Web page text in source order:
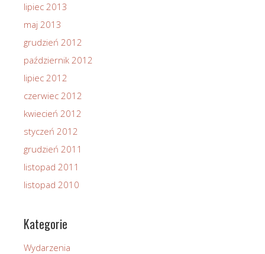
lipiec 2013
maj 2013
grudzień 2012
październik 2012
lipiec 2012
czerwiec 2012
kwiecień 2012
styczeń 2012
grudzień 2011
listopad 2011
listopad 2010
Kategorie
Wydarzenia